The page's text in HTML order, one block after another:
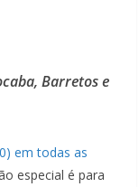
Barretos e
em todas as
especial é para